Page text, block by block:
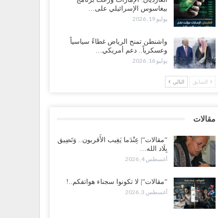
بعد اقتحام منزل شيخ بارز.. قبائل الصحراء
تبدأ احتشاداً على الحدود السعودية..!
2, 2026
غضبٍ جنوباً.. دعوات لإغلاق مطرح فدغم مع تحوله من
للتجنيد إلى ساحة لتصفية قادة التحالف..!
2, 2026
لإشعال حرب..!
تغييرات سعودية بصفوف قيادة “درع الوطن”
بالعبر.. هل بدأت الرياض إعادة هيكلة فصائلها بعد…
بيغاسوس الإسرائيلي على…
يوليو 19, 2026
واشنطن تمنح الرياض غطاءً سياسياً
وعسكرياً.. دعم أمريكي…
يوليو 16, 2026
السابق التالي
مقالات
“مقالات“| عِنْدَما يَغِيب الأَقربون.. وَتَضِيق
بِلَاد الله…
أغسطس 4, 2026
“مقالات“| لا تكونوا سجناء هواتفكم..!
أغسطس 3, 2026